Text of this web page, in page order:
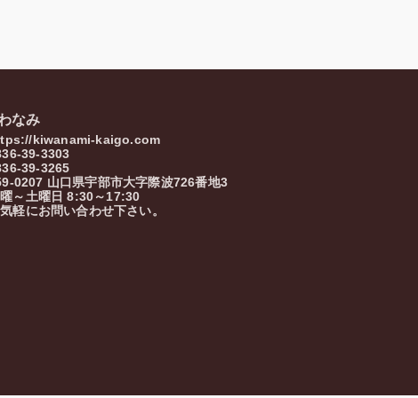
なみ
kiwanami-kaigo.com
39-3303
39-3265
0207 山口県宇部市大字際波726番地3
曜～土曜日 8:30～17:30
軽にお問い合わせ下さい。